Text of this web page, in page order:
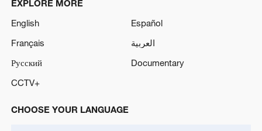
EXPLORE MORE
English
Español
Français
العربية
Русский
Documentary
CCTV+
CHOOSE YOUR LANGUAGE